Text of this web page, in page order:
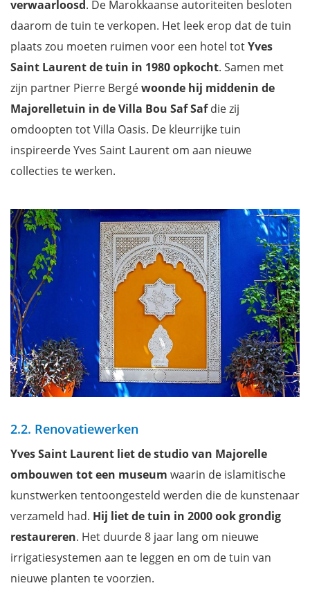
verwaarloosd. De Marokkaanse autoriteiten besloten
daarom de tuin te verkopen. Het leek erop dat de tuin
plaats zou moeten ruimen voor een hotel totYves
Saint Laurent de tuin in 1980 opkocht. Samen met
zijn partner Pierre Bergéwoonde hij middenin de
Majorelletuin in de Villa Bou Saf Safdie zij
omdoopten tot Villa Oasis. De kleurrijke tuin
inspireerde Yves Saint Laurent om aan nieuwe
collecties te werken.
2.2. Renovatiewerken
Yves Saint Laurent liet de studio van Majorelle
ombouwen tot een museum waarin de islamitische
kunstwerken tentoongesteld werden die de kunstenaar
verzameld had. Hij liet de tuin in 2000 ook grondig
restaureren. Het duurde 8 jaar lang om nieuwe
irrigatiesystemen aan te leggen en om de tuin van
nieuwe planten te voorzien.